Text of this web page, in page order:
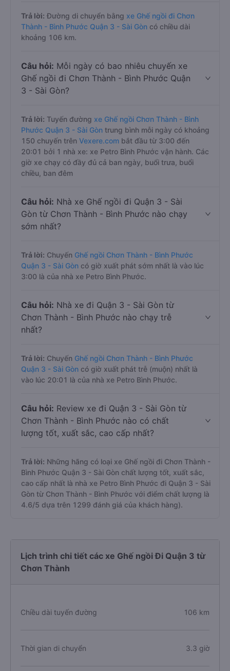
Trả lời: Đường di chuyển bằng xe Ghế ngồi đi Chơn
Thành - Bình Phước Quận 3 - Sài Gòn có chiều dài
khoảng 106 km.
Câu hỏi: Mỗi ngày có bao nhiêu chuyến xe
Ghế ngồi đi Chơn Thành - Bình Phước Quận
3 - Sài Gòn?
Trả lời: Tuyến đường xe Ghế ngồi Chơn Thành - Bình
Phước Quận 3 - Sài Gòn trung bình mỗi ngày có khoảng
150 chuyến trên Vexere.com bắt đầu từ 3:00 đến
20:01 bởi 1 nhà xe: xe Petro Bình Phước vận hành. Các
giờ xe chạy có đầy đủ cả ban ngày, buổi trưa, buổi
chiều, ban đêm
Câu hỏi: Nhà xe Ghế ngồi đi Quận 3 - Sài
Gòn từ Chơn Thành - Bình Phước nào chạy
sớm nhất?
Trả lời: Chuyến Ghế ngồi Chơn Thành - Bình Phước
Quận 3 - Sài Gòn có giờ xuất phát sớm nhất là vào lúc
3:00 là của nhà xe Petro Bình Phước.
Câu hỏi: Nhà xe đi Quận 3 - Sài Gòn từ
Chơn Thành - Bình Phước nào chạy trễ
nhất?
Trả lời: Chuyến Ghế ngồi Chơn Thành - Bình Phước
Quận 3 - Sài Gòn có giờ xuất phát trễ (muộn) nhất là
vào lúc 20:01 là của nhà xe Petro Bình Phước.
Câu hỏi: Review xe đi Quận 3 - Sài Gòn từ
Chơn Thành - Bình Phước nào có chất
lượng tốt, xuất sắc, cao cấp nhất?
Trả lời: Những hãng có loại xe Ghế ngồi đi Chơn Thành -
Bình Phước Quận 3 - Sài Gòn chất lượng tốt, xuất sắc,
cao cấp nhất là nhà xe Petro Bình Phước đi Quận 3 - Sài
Gòn từ Chơn Thành - Bình Phước với điểm chất lượng là
4.6/5 dựa trên 1299 đánh giá của khách hàng).
Lịch trình chi tiết các xe Ghế ngồi Đi Quận 3 từ
Chơn Thành
Chiều dài tuyến đường 106 km
Thời gian di chuyển 3.3 giờ